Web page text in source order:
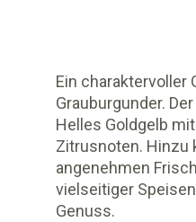
Ein charaktervoller
Grauburgunder.
Helles Goldgelb
Zitrusnoten. Hinzu
angenehmen
vielseitiger
Genuss.